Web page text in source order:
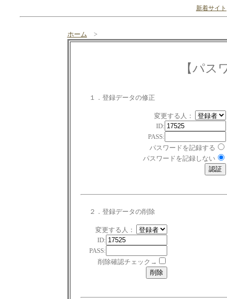
新着サイト
ホーム >
【パス
１．登録データの修正
変更する人：
ID:
PASS:
パスワードを記録する
パスワードを記録しない
２．登録データの削除
変更する人：
ID:
PASS:
削除確認チェック→